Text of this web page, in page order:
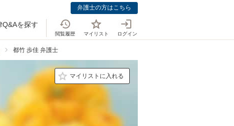
弁護士の方はこちら
Q&Aを探す
閲覧履歴 マイリスト ログイン
都竹 歩佳 弁護士
マイリストに入れる